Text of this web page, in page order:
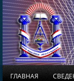
ГЛАВНАЯ